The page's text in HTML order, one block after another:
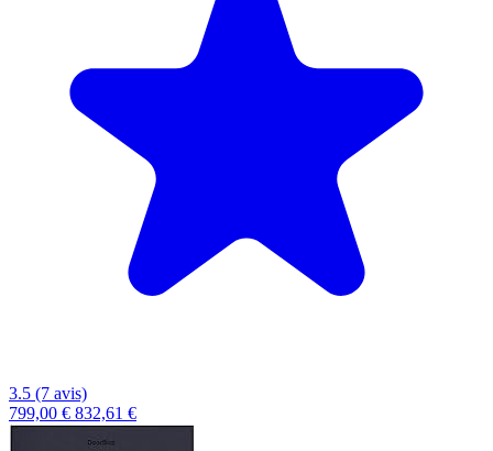
3.5 (7 avis)
799,00 € 832,61 €